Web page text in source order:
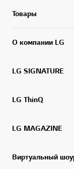
Товары
О компании LG
LG SIGNATURE
LG ThinQ
LG MAGAZINE
Виртуальный